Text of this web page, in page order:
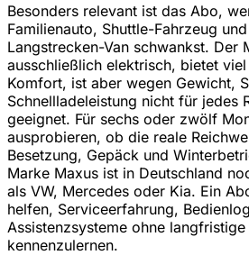
Besonders relevant ist das Abo,
Familienauto, Shuttle-Fahrzeug
Langstrecken-Van schwankst. Der
ausschließlich elektrisch, bietet viel
Komfort, ist aber wegen Gewicht,
Schnellladeleistung nicht für jedes
geeignet. Für sechs oder zwölf
ausprobieren, ob die reale
Besetzung, Gepäck und
Marke Maxus ist in Deutschland
als VW, Mercedes oder Kia. Ein
helfen, Serviceerfahrung,
Assistenzsysteme ohne langfristige
kennenzulernen.